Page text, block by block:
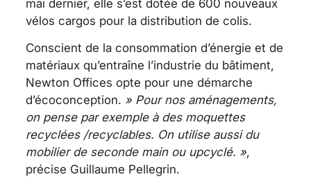
mai dernier, elle s’est dotée de 600 nouveaux
vélos cargos pour la distribution de colis.
Conscient de la consommation d’énergie et de
matériaux qu’entraîne l’industrie du bâtiment,
Newton Offices opte pour une démarche
d’écoconception. » Pour nos aménagements,
on pense par exemple à des moquettes
recyclées /recyclables. On utilise aussi du
mobilier de seconde main ou upcyclé. »,
précise Guillaume Pellegrin.